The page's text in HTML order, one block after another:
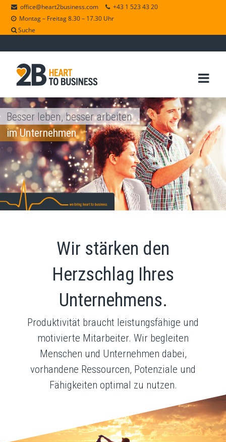
office@heart2business.com
+43 1 523 43 20
Montag – Freitag 8.30 – 17.30 Uhr
Suche
Besser leben, besser arbeiten
Wir stärken den
Herzschlag Ihres
Unternehmens.
Produktivität braucht leistungsfähige und
motivierte Mitarbeiter. Wir begleiten
Menschen und Unternehmen dabei,
vorhandene Ressourcen, Potenziale und
Fähigkeiten optimal zu nutzen.